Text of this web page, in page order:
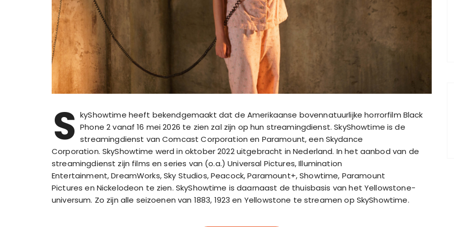
S kyShowtime heeft bekendgemaakt dat de Amerikaanse bovennatuurlijke horrorfilm Black
Phone 2 vanaf 16 mei 2026 te zien zal zijn op hun streamingdienst. SkyShowtime is de
streamingdienst van Comcast Corporation en Paramount, een Skydance
Corporation. SkyShowtime werd in oktober 2022 uitgebracht in Nederland. In het aanbod van de
streamingdienst zijn films en series van (o.a.) Universal Pictures, Illumination
Entertainment, DreamWorks, Sky Studios, Peacock, Paramount+, Showtime, Paramount
Pictures en Nickelodeon te zien. SkyShowtime is daarnaast de thuisbasis van het Yellowstone-
universum. Zo zijn alle seizoenen van 1883, 1923 en Yellowstone te streamen op SkyShowtime.